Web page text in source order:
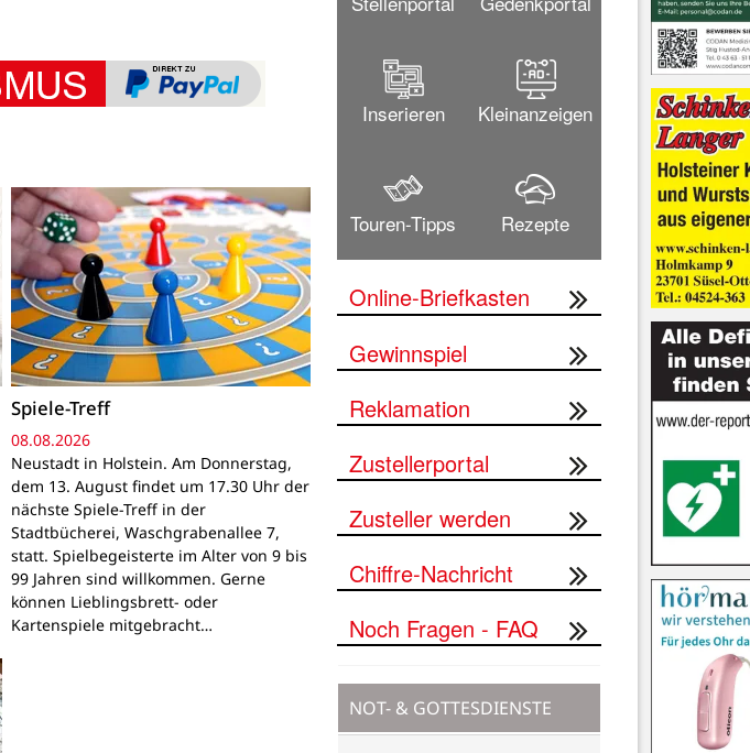
Spiele-Treff
08.08.2026
Neustadt in Holstein. Am Donnerstag,
dem 13. August findet um 17.30 Uhr der
nächste Spiele-Treff in der
Stadtbücherei, Waschgrabenallee 7,
statt. Spielbegeisterte im Alter von 9 bis
99 Jahren sind willkommen. Gerne
können Lieblingsbrett- oder
Kartenspiele mitgebracht…
Inserieren Kleinanzeigen
Touren-Tipps Rezepte
Online-Briefkasten
Gewinnspiel
Reklamation
Zustellerportal
Zusteller werden
Chiffre-Nachricht
Noch Fragen - FAQ
NOT- & GOTTESDIENSTE